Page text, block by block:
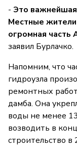
- Это важнейшая
Местные
огромная часть
заявил Бурлачко.
Напомним, что
гидроузла
ремонтных
дамба. Она
воды не менее
возводить в
строительство в